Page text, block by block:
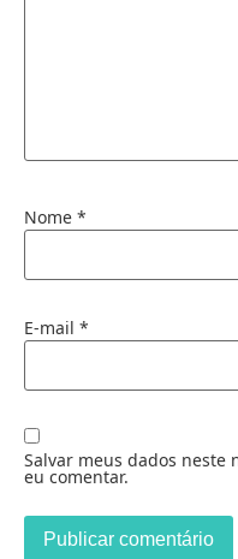
Nome *
E-mail *
Salvar meus dados neste
eu comentar.